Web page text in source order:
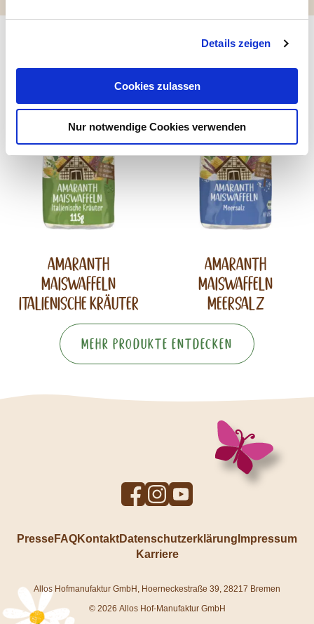
Details zeigen
Cookies zulassen
Nur notwendige Cookies verwenden
Passende Produkte
Amaranth
Maiswaffeln
Italienische Kräuter
Amaranth
Maiswaffeln
Meersalz
Mehr Produkte entdecken
To
Facebook
To
Instagram
To
YouTube
PresseFAQKontaktDatenschutzerklärung Impressum
Karriere
Allos Hofmanufaktur GmbH, Hoerneckestraße 39, 28217 Bremen
© 2026 Allos Hof-Manufaktur GmbH